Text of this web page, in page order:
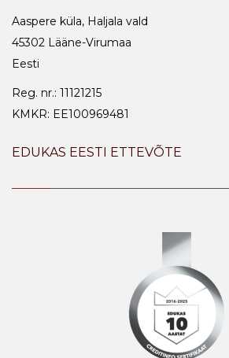
Aaspere küla, Haljala vald
45302 Lääne-Virumaa
Eesti
Reg. nr.: 11121215
KMKR: EE100969481
EDUKAS EESTI ETTEVÕTE